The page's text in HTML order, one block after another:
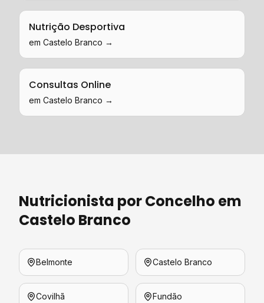
Nutrição Desportiva
em Castelo Branco →
Consultas Online
em Castelo Branco →
Nutricionista por Concelho em
Castelo Branco
Belmonte Castelo Branco
Covilhã Fundão